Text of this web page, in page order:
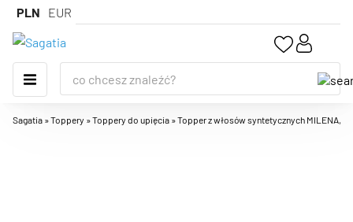
PLN EUR
Sagatia »Toppery »Toppery do upięcia »Topper z włosów syntetycznych MILENA,